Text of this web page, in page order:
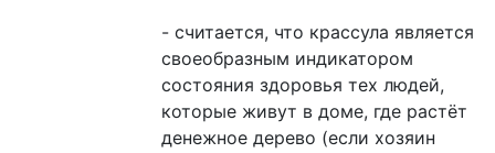
- считается, что крассула является
своеобразным индикатором
состояния здоровья тех людей,
которые живут в доме, где растёт
денежное дерево (если хозяин